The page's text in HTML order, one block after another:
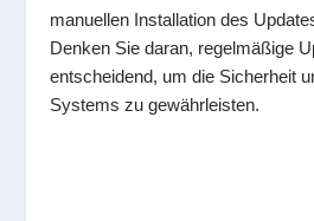
manuellen Installation des
Denken Sie daran, regelmäßige
entscheidend, um die Sicherheit
Systems zu gewährleisten.